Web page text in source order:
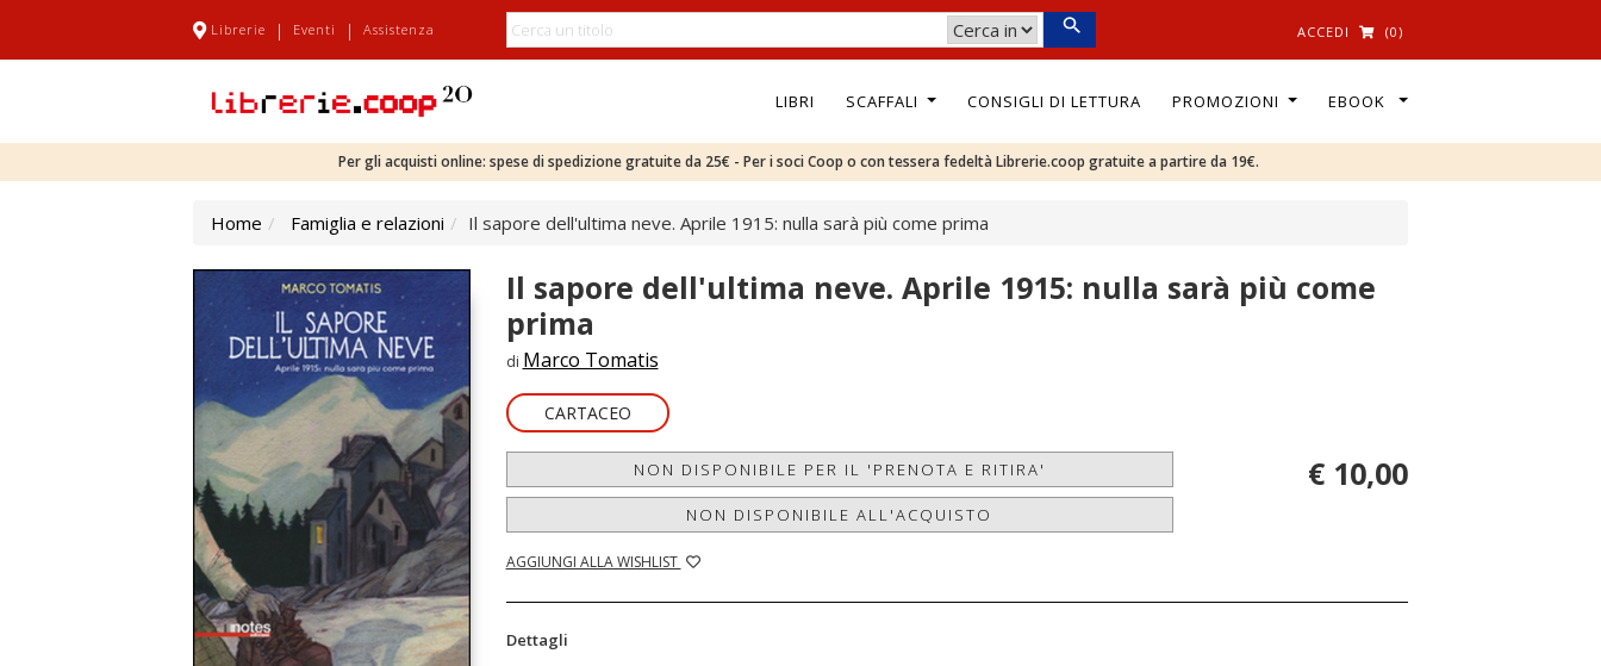
Librerie | Eventi | Assistenza ACCEDI (0)
LIBRI SCAFFALI CONSIGLI DI LETTURA PROMOZIONI EBOOK
Per gli acquisti online: spese di spedizione gratuite da 25€ - Per i soci Coop o con tessera fedeltà Librerie.coop gratuite a partire da 19€.
Home Famiglia e relazioni Il sapore dell'ultima neve. Aprile 1915: nulla sarà più come prima
Il sapore dell'ultima neve. Aprile 1915: nulla sarà più come
prima
di Marco Tomatis
CARTACEO
NON DISPONIBILE PER IL 'PRENOTA E RITIRA'
NON DISPONIBILE ALL'ACQUISTO
AGGIUNGI ALLA WISHLIST
€ 10,00
Dettagli